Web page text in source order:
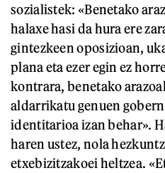
sozialistek: «Benetako
halaxe hasi da hura ere
gintezkeen oposizioan,
plana eta ezer egin ez
kontrara, benetako
aldarrikatu genuen
identitarioa izan behar».
haren ustez, nola
etxebizitzakoei heltzea.